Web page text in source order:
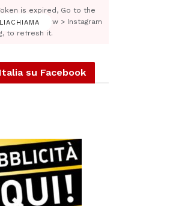
is expired, Go to the
Like & View > Instagram
to refresh it.
su Facebook